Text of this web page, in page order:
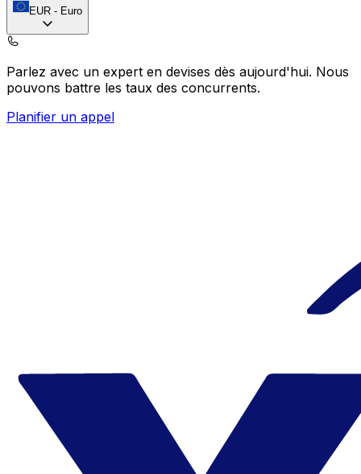
EUR - Euro
Parlez avec un expert en devises dès aujourd'hui. Nous
pouvons battre les taux des concurrents.
Planifier un appel